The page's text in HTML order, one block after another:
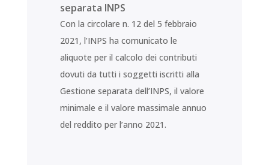
separata INPS
Con la circolare n. 12 del 5 febbraio
2021, l’INPS ha comunicato le
aliquote per il calcolo dei contributi
dovuti da tutti i soggetti iscritti alla
Gestione separata dell’INPS, il valore
minimale e il valore massimale annuo
del reddito per l’anno 2021.